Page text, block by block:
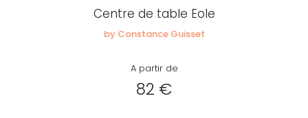
Centre de table Eole
by Constance Guisset
A partir de
82 €